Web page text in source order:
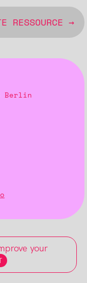
RESSOURCE →
Berlin
your